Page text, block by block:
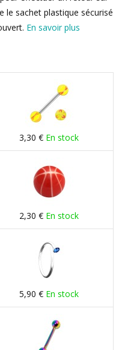
le sachet plastique sécurisé
En savoir plus
3,30 € En stock
2,30 € En stock
5,90 € En stock